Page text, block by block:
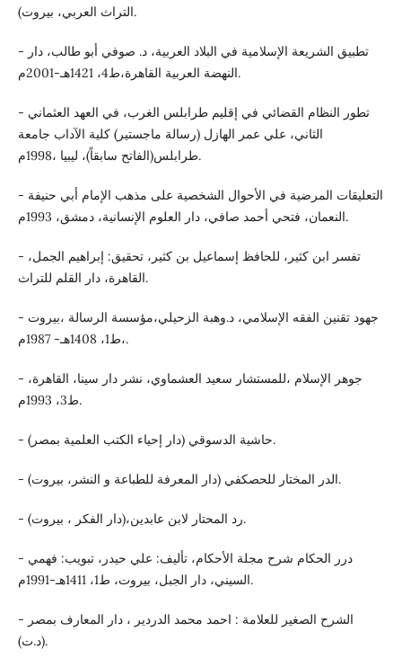
التراث العربي، بيروت).
- تطبيق الشريعة الإسلامية في البلاد العربية، د. صوفي أبو طالب، دار
النهضة العربية القاهرة،ط4، 1421هـ-2001م.
- تطور النظام القضائي في إقليم طرابلس الغرب، في العهد العثماني
الثاني، علي عمر الهازل (رسالة ماجستير) كلية الآداب جامعة
طرابلس(الفاتح سابقاً)، ليبيا ،1998م.
- التعليقات المرضية في الأحوال الشخصية على مذهب الإمام أبي حنيفة
النعمان، فتحي أحمد صافي، دار العلوم الإنسانية، دمشق، 1993م.
- تفسر ابن كثير، للحافظ إسماعيل بن كثير، تحقيق: إبراهيم الجمل،
القاهرة، دار القلم للتراث.
- جهود تقنين الفقه الإسلامي، د.وهبة الزحيلي،مؤسسة الرسالة ،بيروت
،ط1، 1408هـ- 1987م.
- جوهر الإسلام ،للمستشار سعيد العشماوي، نشر دار سينا، القاهرة،
ط3، 1993م.
- حاشية الدسوقي (دار إحياء الكتب العلمية بمصر).
- الدر المختار للحصكفي (دار المعرفة للطباعة و النشر، بيروت).
- رد المحتار لابن عابدين،(دار الفكر ، بيروت).
- درر الحكام شرح مجلة الأحكام، تأليف: علي حيدر، تبويب: فهمي
السيني، دار الجبل، بيروت، ط1، 1411هـ-1991م.
- الشرح الصغير للعلامة : احمد محمد الدردير ، دار المعارف بمصر
(د.ت).